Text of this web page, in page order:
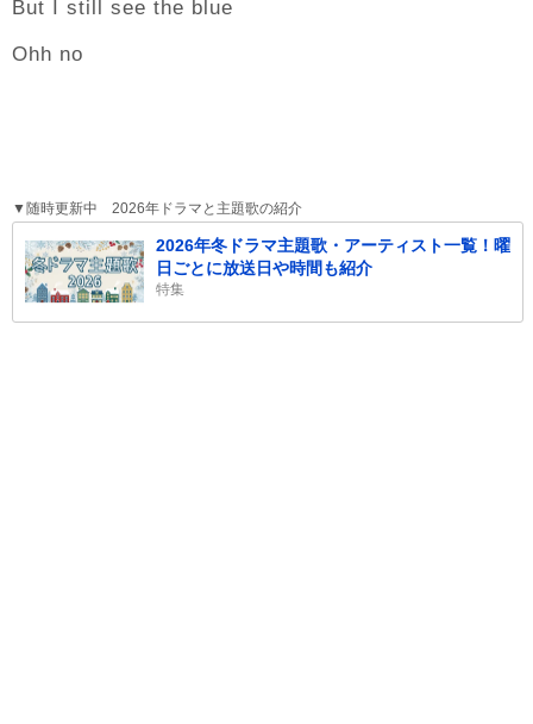
But I still see the blue
Ohh no
▼随時更新中 2026年ドラマと主題歌の紹介
2026年冬ドラマ主題歌・アーティスト一覧！曜
日ごとに放送日や時間も紹介
特集